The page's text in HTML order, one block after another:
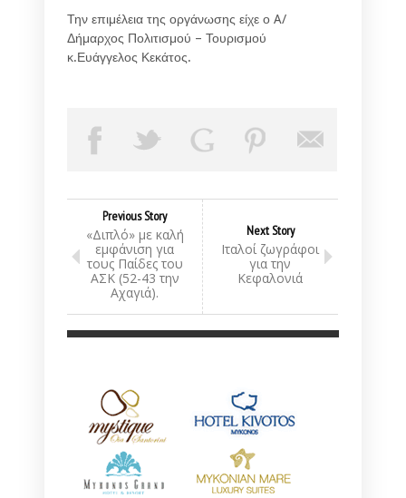
Την επιμέλεια της οργάνωσης είχε ο A/
Δήμαρχος Πολιτισμού – Τουρισμού
κ.Ευάγγελος Κεκάτος.
Previous Story
«Διπλό» με καλή
εμφάνιση για
τους Παίδες του
ΑΣΚ (52-43 την
Αχαγιά).
Next Story
Ιταλοί ζωγράφοι
για την
Κεφαλονιά